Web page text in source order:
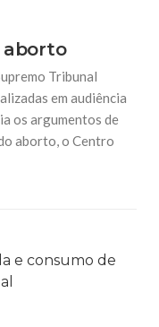
aborto
Tribunal
em audiência
os argumentos de
aborto, o Centro